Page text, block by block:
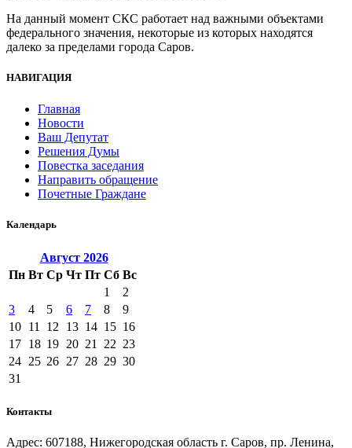
На данный момент СКС работает над важными объектами
федерального значения, некоторые из которых находятся
далеко за пределами города Саров.
НАВИГАЦИЯ
Главная
Новости
Ваш Депутат
Решения Думы
Повестка заседания
Направить обращение
Почетные Граждане
Календарь
Август 2026
Пн Вт Ср Чт Пт Сб Вс
1
2
3
4 5 6 7 8
9
10 11 12 13 14 15 16
17 18 19 20 21 22 23
24 25 26 27 28 29 30
31
Контакты
Адрес: 607188, Нижегородская область г. Саров, пр. Ленина,